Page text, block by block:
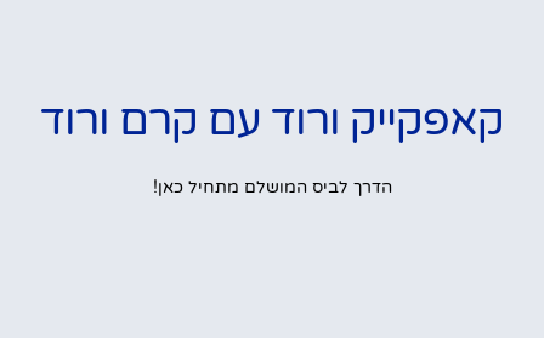
קאפקייק ורוד עם קרם ורוד
הדרך לביס המושלם מתחיל כאן!